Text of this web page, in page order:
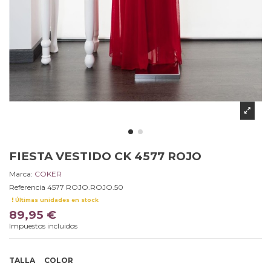
FIESTA VESTIDO CK 4577 ROJO
Marca: COKER
Referencia 4577 ROJO.ROJO.50
Últimas unidades en stock
89,95 €
Impuestos incluidos
TALLA
COLOR